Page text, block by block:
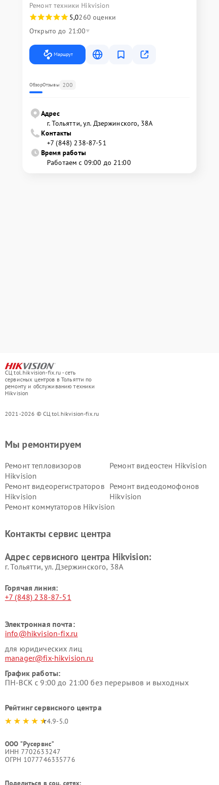
Ремонт техники Hikvision
5,0260 оценки
Открыто до 21:00
Маршрут
ОбзорОтзывы 200
Адрес
г. Тольятти, ул. Дзержинского, 38А
Контакты
+7 (848) 238-87-51
Время работы
Работаем с 09:00 до 21:00
СЦ tol.hikvision-fix.ru - сеть
сервисных центров в Тольятти по
ремонту и обслуживанию техники
Hikvision
2021-2026 © СЦ tol.hikvision-fix.ru
Мы ремонтируем
Ремонт тепловизоров
Hikvision
Ремонт видеостен Hikvision
Ремонт видеорегистраторов
Hikvision
Ремонт видеодомофонов
Hikvision
Ремонт коммутаторов Hikvision
Контакты сервис центра
Адрес сервисного центра Hikvision:
г. Тольятти, ул. Дзержинского, 38А
Горячая линия:
+7 (848) 238-87-51
Электронная почта:
info@hikvision-fix.ru
для юридических лиц
manager@fix-hikvision.ru
График работы:
ПН-ВСК с 9:00 до 21:00 без перерывов и выходных
Рейтинг сервисного центра
4.9-5.0
ООО "Русервис"
ИНН 7702633247
ОГРН 1077746335776
Поделиться в соц. сетях: